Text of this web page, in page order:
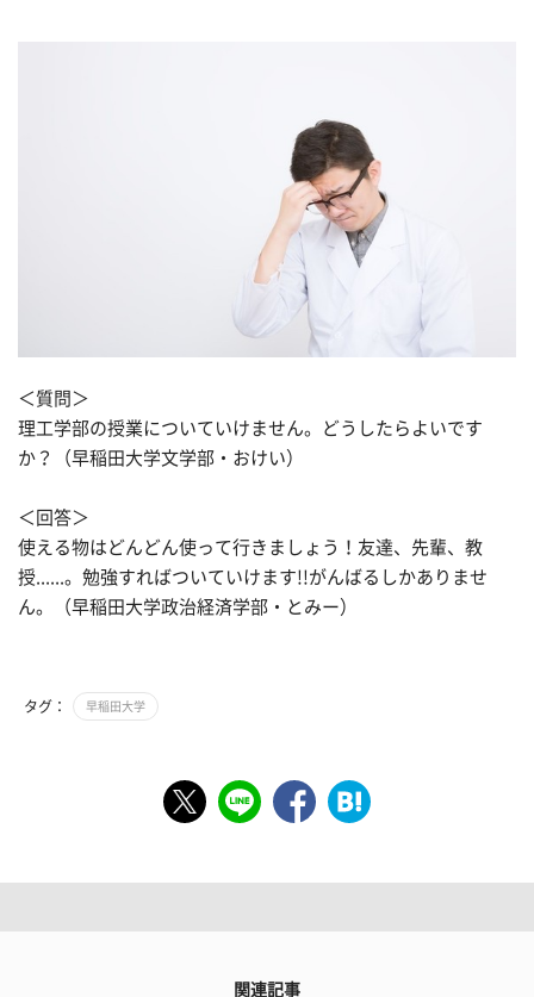
＜質問＞
理工学部の授業についていけません。どうしたらよいです
か？（早稲田大学文学部・おけい）
＜回答＞
使える物はどんどん使って行きましょう！友達、先輩、教
授......。勉強すればついていけます!!がんばるしかありませ
ん。（早稲田大学政治経済学部・とみー）
タグ： 早稲田大学
関連記事